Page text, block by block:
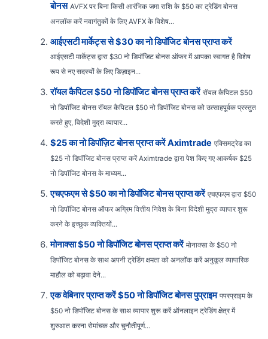
बोनस AVFX पर बिना किसी आरंभिक जमा राशि के $50 का ट्रेडिंग बोनस
अनलॉक करें नवागंतुकों के लिए AVFX के विशेष...
आईएसटी मार्केट्स से $30 का नो डिपॉजिट बोनस प्राप्त करें
आईएसटी मार्केट्स द्वारा $30 नो डिपॉजिट बोनस ऑफर में आपका स्वागत है विशेष
रूप से नए सदस्यों के लिए डिज़ाइन...
रॉयल कैपिटल $50 नो डिपॉजिट बोनस प्राप्त करें रॉयल कैपिटल $50
नो डिपॉजिट बोनस रॉयल कैपिटल $50 नो डिपॉजिट बोनस को उत्साहपूर्वक प्रस्तुत
करते हुए, विदेशी मुद्रा व्यापार...
$25 का नो डिपॉज़िट बोनस प्राप्त करें Aximtrade एक्सिमट्रेड का
$25 नो डिपॉजिट बोनस प्राप्त करें Aximtrade द्वारा पेश किए गए आकर्षक $25
नो डिपॉजिट बोनस के माध्यम...
एचएफएम से $50 का नो डिपॉजिट बोनस प्राप्त करें एचएफएम द्वारा $50
नो डिपॉजिट बोनस ऑफर अग्रिम वित्तीय निवेश के बिना विदेशी मुद्रा व्यापार शुरू
करने के इच्छुक व्यक्तियों...
मोनाक्सा $50 नो डिपॉजिट बोनस प्राप्त करें मोनाक्सा के $50 नो
डिपॉजिट बोनस के साथ अपनी ट्रेडिंग क्षमता को अनलॉक करें अनुकूल व्यापारिक
माहौल को बढ़ावा देने...
एक वेबिनार प्राप्त करें $50 नो डिपॉजिट बोनस पुप्राइम पपरप्राइम के
$50 नो डिपॉजिट बोनस के साथ व्यापार शुरू करें ऑनलाइन ट्रेडिंग क्षेत्र में
शुरुआत करना रोमांचक और चुनौतीपूर्ण...